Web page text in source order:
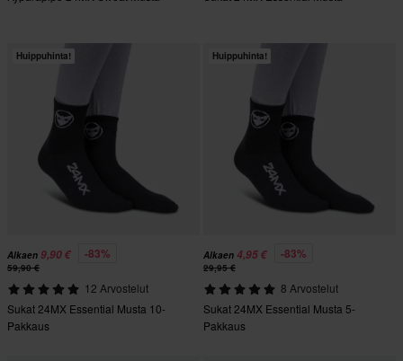
Huippuhinta!
Alkaen 9,90 € -83%
59,90 €
12 Arvostelut
Sukat 24MX Essential Musta 10-
Pakkaus
Huippuhinta!
Alkaen 4,95 € -83%
29,95 €
8 Arvostelut
Sukat 24MX Essential Musta 5-
Pakkaus